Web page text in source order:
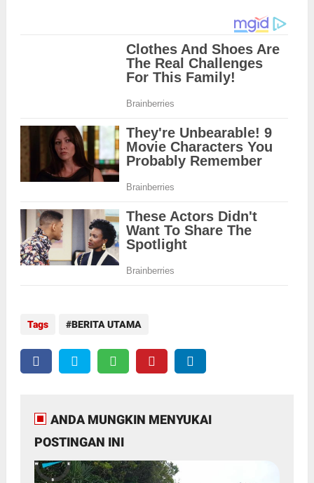
Tags BERITA UTAMA
ANDA MUNGKIN MENYUKAI
POSTINGAN INI